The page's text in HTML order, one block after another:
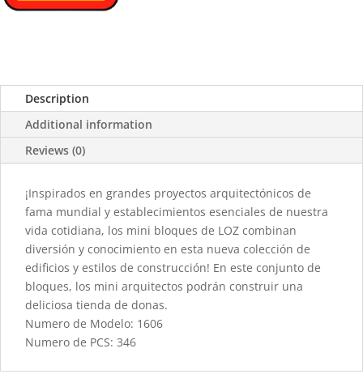
Description
Additional information
Reviews (0)
¡Inspirados en grandes proyectos arquitectónicos de
fama mundial y establecimientos esenciales de nuestra
vida cotidiana, los mini bloques de LOZ combinan
diversión y conocimiento en esta nueva colección de
edificios y estilos de construcción! En este conjunto de
bloques, los mini arquitectos podrán construir una
deliciosa tienda de donas.
Numero de Modelo: 1606
Numero de PCS: 346